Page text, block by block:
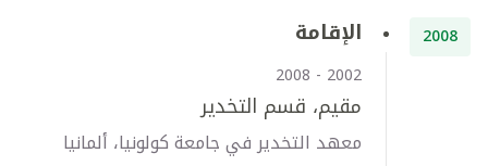
2008 الإقامة
2002 - 2008
مقيم، قسم التخدير
معهد التخدير في جامعة كولونيا، ألمانيا